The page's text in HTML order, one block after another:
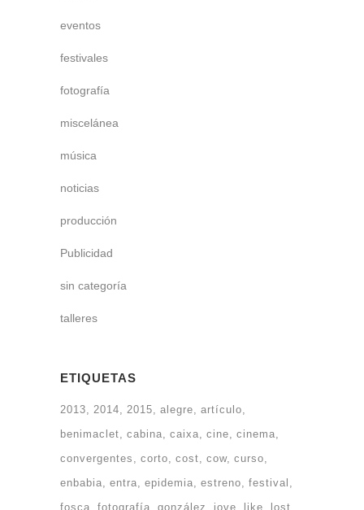
eventos
festivales
fotografía
miscelánea
música
noticias
producción
Publicidad
sin categoría
talleres
ETIQUETAS
2013 2014 2015 alegre
artículo
benimaclet
cabina caixa cine
cinema
convergentes
corto cost cow curso
enbabia
entra epidemia estreno
festival
fosca
fotografía gonzález jove like lost